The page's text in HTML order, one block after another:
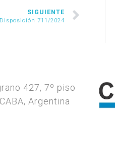
SIGUIENTE
Disposición 711/2024
427, 7º piso
Argentina